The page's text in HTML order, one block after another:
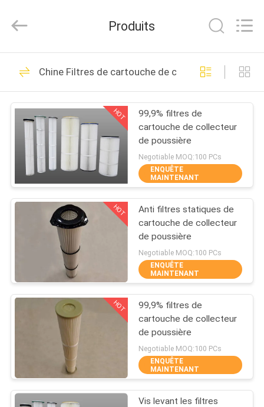
MAISON
PRODUITS
SUJET
NOUS
CONTRÔLE
QUALITÉ
CONTACTEZ-
NOUS
©
All
Reserved.
Cartouche
industrielle de filtre
à air
19
Filtres à air
d'automobile
17
Filtres à air
résistants
10
Produits
Chine Filtres de cartouche de collecteur de
HOT
99,9% filtres de
cartouche de collecteur
de poussière
Negotiable MOQ:100 PCs
ENQUÊTE
MAINTENANT
HOT
Anti filtres statiques de
cartouche de collecteur
de poussière
Negotiable MOQ:100 PCs
ENQUÊTE
MAINTENANT
HOT
99,9% filtres de
cartouche de collecteur
de poussière
Negotiable MOQ:100 PCs
ENQUÊTE
MAINTENANT
Vis levant les filtres